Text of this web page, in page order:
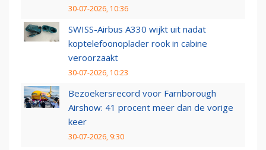
30-07-2026, 10:36
SWISS-Airbus A330 wijkt uit nadat
koptelefoonoplader rook in cabine
veroorzaakt
30-07-2026, 10:23
Bezoekersrecord voor Farnborough
Airshow: 41 procent meer dan de vorige
keer
30-07-2026, 9:30